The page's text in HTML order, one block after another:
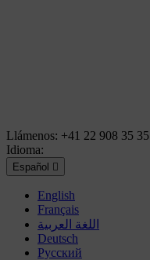
Llámenos: +41 22 908 35 35
Idioma:
Español 
English
Français
اللغة العربية
Deutsch
Русский